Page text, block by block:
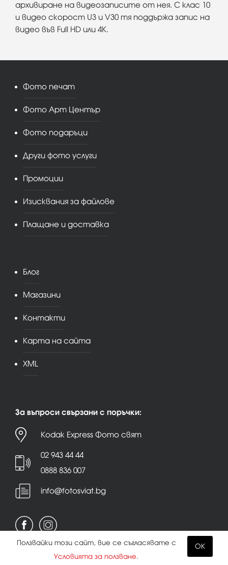
архивиране на видеозаписите от нея. С клас 10
и видео скорост U3 и V30 тя поддържа запис на
видео във Full HD или 4K.
Фото печат
Фото Арт Център
Фото подаръци
Други фото услуги
Промоции
Изисквания за файлове
Плащане и доставка
Блог
Магазини
Контакти
Карта на сайта
XML
За въпроси свързани с поръчки:
Kodak Express Фото свят
02 943 44 44
0888 836 007
info@fotosviat.bg
OK
Ползвайки този сайт, вие се съгласявате с
Условията за ползване.